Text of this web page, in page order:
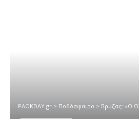
PAOKDAY.gr > Ποδόσφαιρο > Βρύζας: «Ο